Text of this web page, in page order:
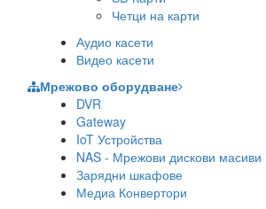
Четци на карти
Аудио касети
Видео касети
Мрежово оборудване
DVR
Gateway
IoT Устройства
NAS - Мрежови дискови масиви
Зарядни шкафове
Медиа Конвертори